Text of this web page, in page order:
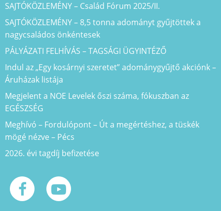
SAJTÓKÖZLEMÉNY – Család Fórum 2025/II.
SAJTÓKÖZLEMÉNY – 8,5 tonna adományt gyűjtöttek a
nagycsaládos önkéntesek
PÁLYÁZATI FELHÍVÁS – TAGSÁGI ÜGYINTÉZŐ
Indul az „Egy kosárnyi szeretet” adománygyűjtő akciónk –
Áruházak listája
Megjelent a NOE Levelek őszi száma, fókuszban az
EGÉSZSÉG
Meghívó – Fordulópont – Út a megértéshez, a tüskék
mögé nézve – Pécs
2026. évi tagdíj befizetése